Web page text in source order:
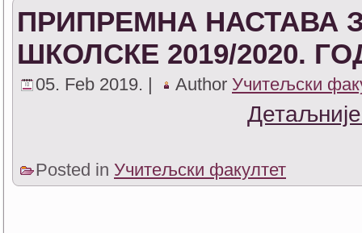
ПРИПРЕМНА НАСТАВА
ШКОЛСКЕ 2019/2020.
05. Feb 2019. | Author Учитељски
Posted in Учитељски факултет